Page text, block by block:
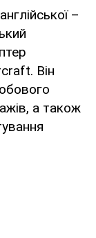
–
Він
а також